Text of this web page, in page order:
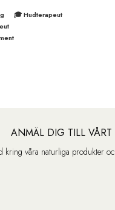
🎓 Hudterapeut
ANMÄL DIG TILL VÅRT
kring våra naturliga produkter